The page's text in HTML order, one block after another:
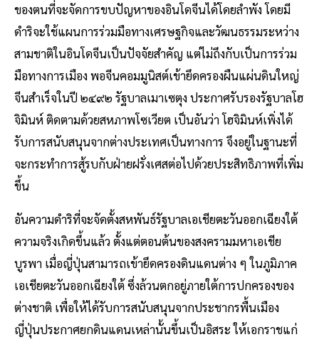
ของตนที่จะจัดการขบปัญหาของอินโดจีนได้โดยลำพัง โดยมี
ดำริจะใช้แผนการร่วมมือทางเศรษฐกิจและวัฒนธรรมระหว่าง
สามชาติในอินโดจีนเป็นปัจจัยสำคัญ แต่ไม่ถึงกับเป็นการร่วม
มือทางการเมือง พอจีนคอมมูนิสต์เข้ายึดครองผืนแผ่นดินใหญ่
จีนสำเร็จในปี ๒๔๙๒ รัฐบาลเมาเซตุง ประกาศรับรองรัฐบาลโฮ
จิมินห์ ติดตามด้วยสหภาพโซเวียต เป็นอันว่า โฮจิมินห์เพิ่งได้
รับการสนับสนุนจากต่างประเทศเป็นทางการ จึงอยู่ในฐานะที่
จะกระทำการสู้รบกับฝ่ายฝรั่งเศสต่อไปด้วยประสิทธิภาพที่เพิ่ม
ขึ้น
อันความดำริที่จะจัดตั้งสหพันธ์รัฐบาลเอเชียตะวันออกเฉียงใต้
ความจริงเกิดขึ้นแล้ว ตั้งแต่ตอนต้นของสงครามมหาเอเชีย
บูรพา เมื่อญี่ปุ่นสามารถเข้ายึดครองดินแดนต่าง ๆ ในภูมิภาค
เอเชียตะวันออกเฉียงใต้ ซึ่งล้วนตกอยู่ภายใต้การปกครองของ
ต่างชาติ เพื่อให้ได้รับการสนับสนุนจากประชากรพื้นเมือง
ญี่ปุ่นประกาศยกดินแดนเหล่านั้นขึ้นเป็นอิสระ ให้เอกราชแก่